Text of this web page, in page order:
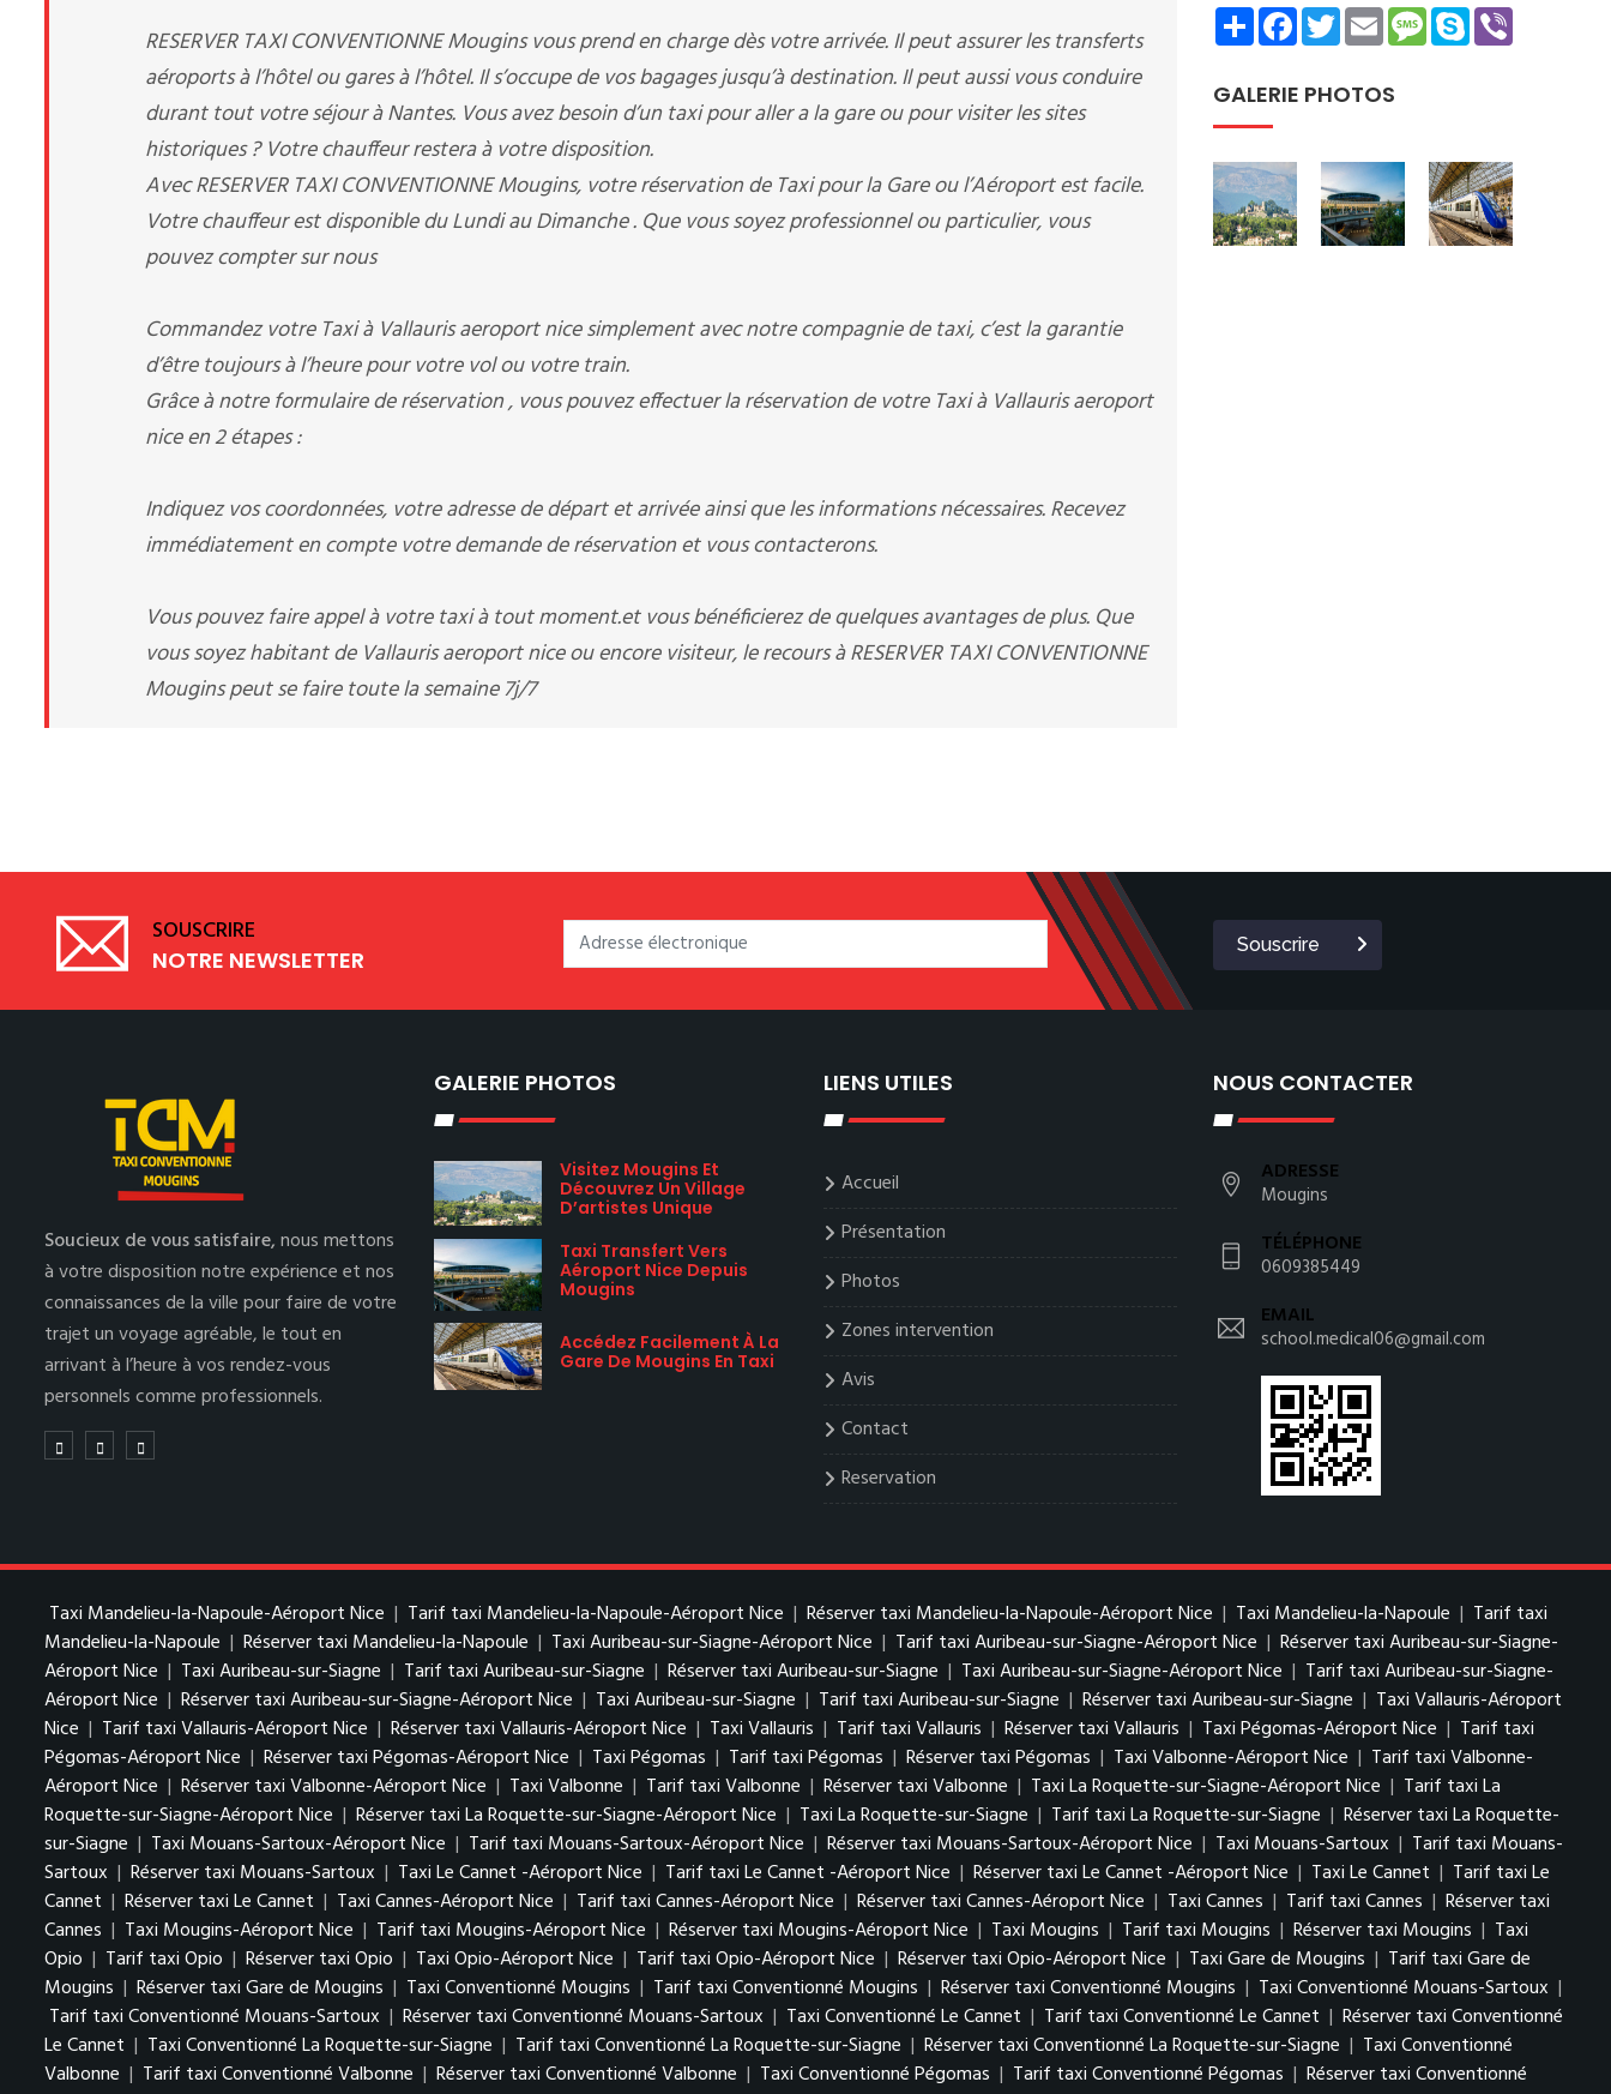
RESERVER TAXI CONVENTIONNE Mougins vous prend en charge dès votre arrivée. Il peut assurer les transferts
aéroports à l’hôtel ou gares à l’hôtel. Il s’occupe de vos bagages jusqu’à destination. Il peut aussi vous conduire
durant tout votre séjour à Nantes. Vous avez besoin d’un taxi pour aller a la gare ou pour visiter les sites
historiques ? Votre chauffeur restera à votre disposition.
Avec RESERVER TAXI CONVENTIONNE Mougins, votre réservation de Taxi pour la Gare ou l’Aéroport est facile.
Votre chauffeur est disponible du Lundi au Dimanche . Que vous soyez professionnel ou particulier, vous
pouvez compter sur nous
Commandez votre Taxi à Vallauris aeroport nice simplement avec notre compagnie de taxi, c’est la garantie
d’être toujours à l’heure pour votre vol ou votre train.
Grâce à notre formulaire de réservation , vous pouvez effectuer la réservation de votre Taxi à Vallauris aeroport
nice en 2 étapes :
Indiquez vos coordonnées, votre adresse de départ et arrivée ainsi que les informations nécessaires. Recevez
immédiatement en compte votre demande de réservation et vous contacterons.
Vous pouvez faire appel à votre taxi à tout moment.et vous bénéficierez de quelques avantages de plus. Que
vous soyez habitant de Vallauris aeroport nice ou encore visiteur, le recours à RESERVER TAXI CONVENTIONNE
Mougins peut se faire toute la semaine 7j/7
ShareFacebookTwitterEmailMessage
Skype
GALERIE PHOTOS
SOUSCRIRE
NOTRE NEWSLETTER
Souscrire
Soucieux de vous satisfaire,nous mettons
à votre disposition notre expérience et nos
connaissances de la ville pour faire de votre
trajet un voyage agréable, le tout en
arrivant à l’heure à vos rendez-vous
personnels comme professionnels.
GALERIE PHOTOS
Visitez Mougins Et
Découvrez Un Village
D’artistes Unique
Taxi Transfert Vers
Aéroport Nice Depuis
Mougins
Accédez Facilement À La
Gare De Mougins En Taxi
LIENS UTILES
Accueil
Présentation
Photos
Zones intervention
Avis
Contact
Reservation
NOUS CONTACTER
ADRESSE
Mougins
TÉLÉPHONE
0609385449
EMAIL
school.medical06@gmail.com
Taxi Mandelieu-la-Napoule-Aéroport Nice | Tarif taxi Mandelieu-la-Napoule-Aéroport Nice | Réserver taxi Mandelieu-la-Napoule-Aéroport Nice | Taxi Mandelieu-la-Napoule | Tarif taxi
Mandelieu-la-Napoule | Réserver taxi Mandelieu-la-Napoule | Taxi Auribeau-sur-Siagne-Aéroport Nice | Tarif taxi Auribeau-sur-Siagne-Aéroport Nice | Réserver taxi Auribeau-sur-Siagne-
Aéroport Nice | Taxi Auribeau-sur-Siagne | Tarif taxi Auribeau-sur-Siagne | Réserver taxi Auribeau-sur-Siagne | Taxi Auribeau-sur-Siagne-Aéroport Nice | Tarif taxi Auribeau-sur-Siagne-
Aéroport Nice | Réserver taxi Auribeau-sur-Siagne-Aéroport Nice | Taxi Auribeau-sur-Siagne | Tarif taxi Auribeau-sur-Siagne | Réserver taxi Auribeau-sur-Siagne | Taxi Vallauris-Aéroport
Nice | Tarif taxi Vallauris-Aéroport Nice | Réserver taxi Vallauris-Aéroport Nice | Taxi Vallauris | Tarif taxi Vallauris | Réserver taxi Vallauris | Taxi Pégomas-Aéroport Nice | Tarif taxi
Pégomas-Aéroport Nice | Réserver taxi Pégomas-Aéroport Nice | Taxi Pégomas | Tarif taxi Pégomas | Réserver taxi Pégomas | Taxi Valbonne-Aéroport Nice | Tarif taxi Valbonne-
Aéroport Nice | Réserver taxi Valbonne-Aéroport Nice | Taxi Valbonne | Tarif taxi Valbonne | Réserver taxi Valbonne | Taxi La Roquette-sur-Siagne-Aéroport Nice | Tarif taxi La
Roquette-sur-Siagne-Aéroport Nice | Réserver taxi La Roquette-sur-Siagne-Aéroport Nice | Taxi La Roquette-sur-Siagne | Tarif taxi La Roquette-sur-Siagne | Réserver taxi La Roquette-
sur-Siagne | Taxi Mouans-Sartoux-Aéroport Nice | Tarif taxi Mouans-Sartoux-Aéroport Nice | Réserver taxi Mouans-Sartoux-Aéroport Nice | Taxi Mouans-Sartoux | Tarif taxi Mouans-
Sartoux | Réserver taxi Mouans-Sartoux | Taxi Le Cannet -Aéroport Nice | Tarif taxi Le Cannet -Aéroport Nice | Réserver taxi Le Cannet -Aéroport Nice | Taxi Le Cannet | Tarif taxi Le
Cannet | Réserver taxi Le Cannet | Taxi Cannes-Aéroport Nice | Tarif taxi Cannes-Aéroport Nice | Réserver taxi Cannes-Aéroport Nice | Taxi Cannes | Tarif taxi Cannes | Réserver taxi
Cannes | Taxi Mougins-Aéroport Nice | Tarif taxi Mougins-Aéroport Nice | Réserver taxi Mougins-Aéroport Nice | Taxi Mougins | Tarif taxi Mougins | Réserver taxi Mougins | Taxi
Opio | Tarif taxi Opio | Réserver taxi Opio | Taxi Opio-Aéroport Nice | Tarif taxi Opio-Aéroport Nice | Réserver taxi Opio-Aéroport Nice | Taxi Gare de Mougins | Tarif taxi Gare de
Mougins | Réserver taxi Gare de Mougins | Taxi Conventionné Mougins | Tarif taxi Conventionné Mougins | Réserver taxi Conventionné Mougins | Taxi Conventionné Mouans-Sartoux |
Tarif taxi Conventionné Mouans-Sartoux | Réserver taxi Conventionné Mouans-Sartoux | Taxi Conventionné Le Cannet | Tarif taxi Conventionné Le Cannet | Réserver taxi Conventionné
Le Cannet | Taxi Conventionné La Roquette-sur-Siagne | Tarif taxi Conventionné La Roquette-sur-Siagne | Réserver taxi Conventionné La Roquette-sur-Siagne | Taxi Conventionné
Valbonne | Tarif taxi Conventionné Valbonne | Réserver taxi Conventionné Valbonne | Taxi Conventionné Pégomas | Tarif taxi Conventionné Pégomas | Réserver taxi Conventionné